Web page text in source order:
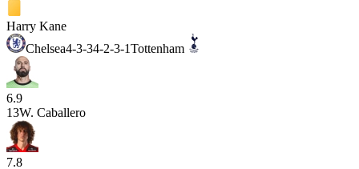
Harry Kane
Chelsea4-3-34-2-3-1Tottenham
6.9
13W. Caballero
7.8